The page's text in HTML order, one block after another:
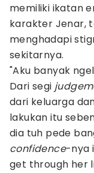
memiliki ikatan
karakter Jenar,
menghadapi
sekitarnya.
"Aku banyak
Dari segi
dari keluarga
lakukan itu
dia tuh pede
confidence-nya
get through her